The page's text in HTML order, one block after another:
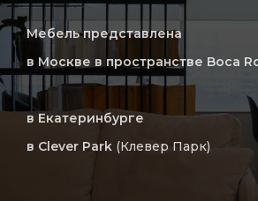
Мебель представлена
в Москве в пространстве Boca
в Екатеринбурге
в Clever Park (Клевер Парк)